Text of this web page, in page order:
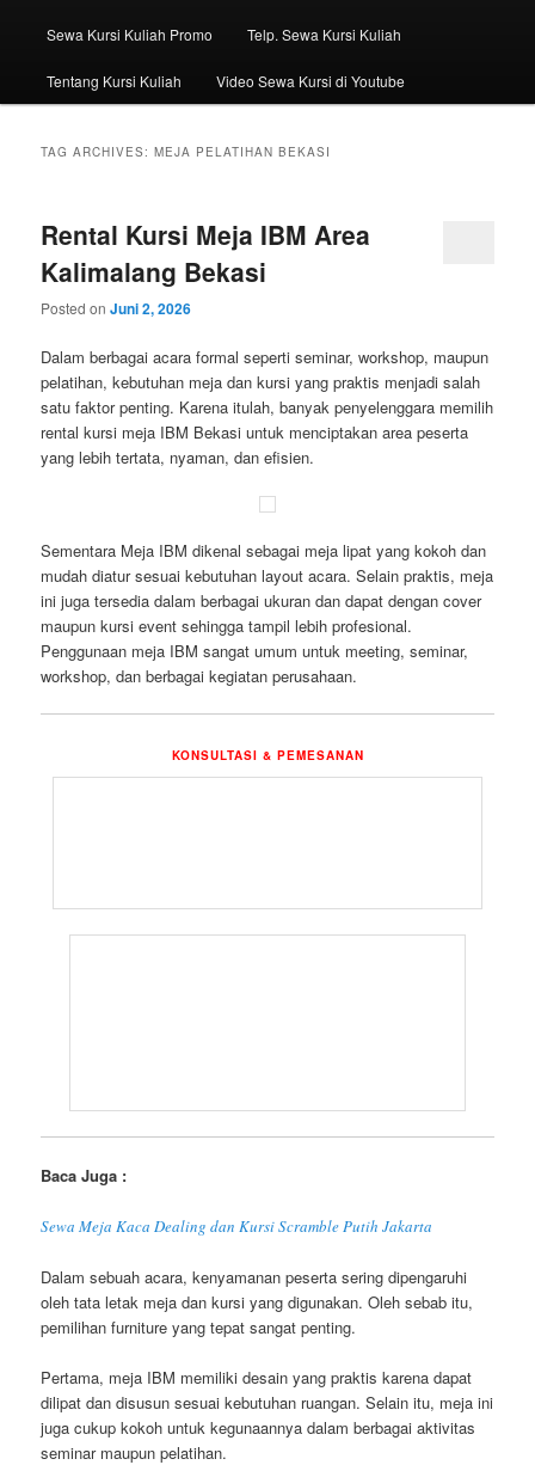
Sewa Kursi Kuliah Promo Telp. Sewa Kursi Kuliah
Tentang Kursi Kuliah Video Sewa Kursi di Youtube
TAG ARCHIVES:MEJA PELATIHAN BEKASI
Rental Kursi Meja IBM Area
Kalimalang Bekasi
Posted onJuni 2, 2026
Dalam berbagai acara formal seperti seminar, workshop, maupun
pelatihan, kebutuhan meja dan kursi yang praktis menjadi salah
satu faktor penting. Karena itulah, banyak penyelenggara memilih
rental kursi meja IBM Bekasi untuk menciptakan area peserta
yang lebih tertata, nyaman, dan efisien.
Sementara Meja IBM dikenal sebagai meja lipat yang kokoh dan
mudah diatur sesuai kebutuhan layout acara. Selain praktis, meja
ini juga tersedia dalam berbagai ukuran dan dapat dengan cover
maupun kursi event sehingga tampil lebih profesional.
Penggunaan meja IBM sangat umum untuk meeting, seminar,
workshop, dan berbagai kegiatan perusahaan.
KONSULTASI & PEMESANAN
Baca Juga :
Sewa Meja Kaca Dealing dan Kursi Scramble Putih Jakarta
Dalam sebuah acara, kenyamanan peserta sering dipengaruhi
oleh tata letak meja dan kursi yang digunakan. Oleh sebab itu,
pemilihan furniture yang tepat sangat penting.
Pertama, meja IBM memiliki desain yang praktis karena dapat
dilipat dan disusun sesuai kebutuhan ruangan. Selain itu, meja ini
juga cukup kokoh untuk kegunaannya dalam berbagai aktivitas
seminar maupun pelatihan.